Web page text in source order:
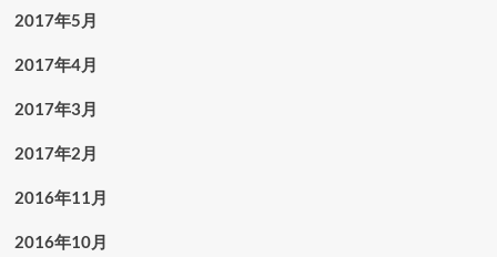
2017年5月
2017年4月
2017年3月
2017年2月
2016年11月
2016年10月